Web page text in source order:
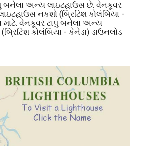
બનેલા અન્ય લાઇટહાઉસ છે. વેનકૂવર
નકશો (બ્રિટિશ કોલંબિયા -
માટે. વેનકૂવર ટાપુ બનેલા અન્ય
કોલંબિયા - કેનેડા) ડાઉનલોડ